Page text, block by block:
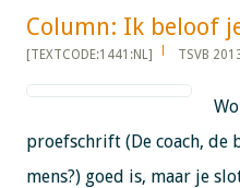
Column: Ik beloof
[TEXTCODE:1441:NL] TSVB
proefschrift (De coach, de
mens?) goed is, maar je